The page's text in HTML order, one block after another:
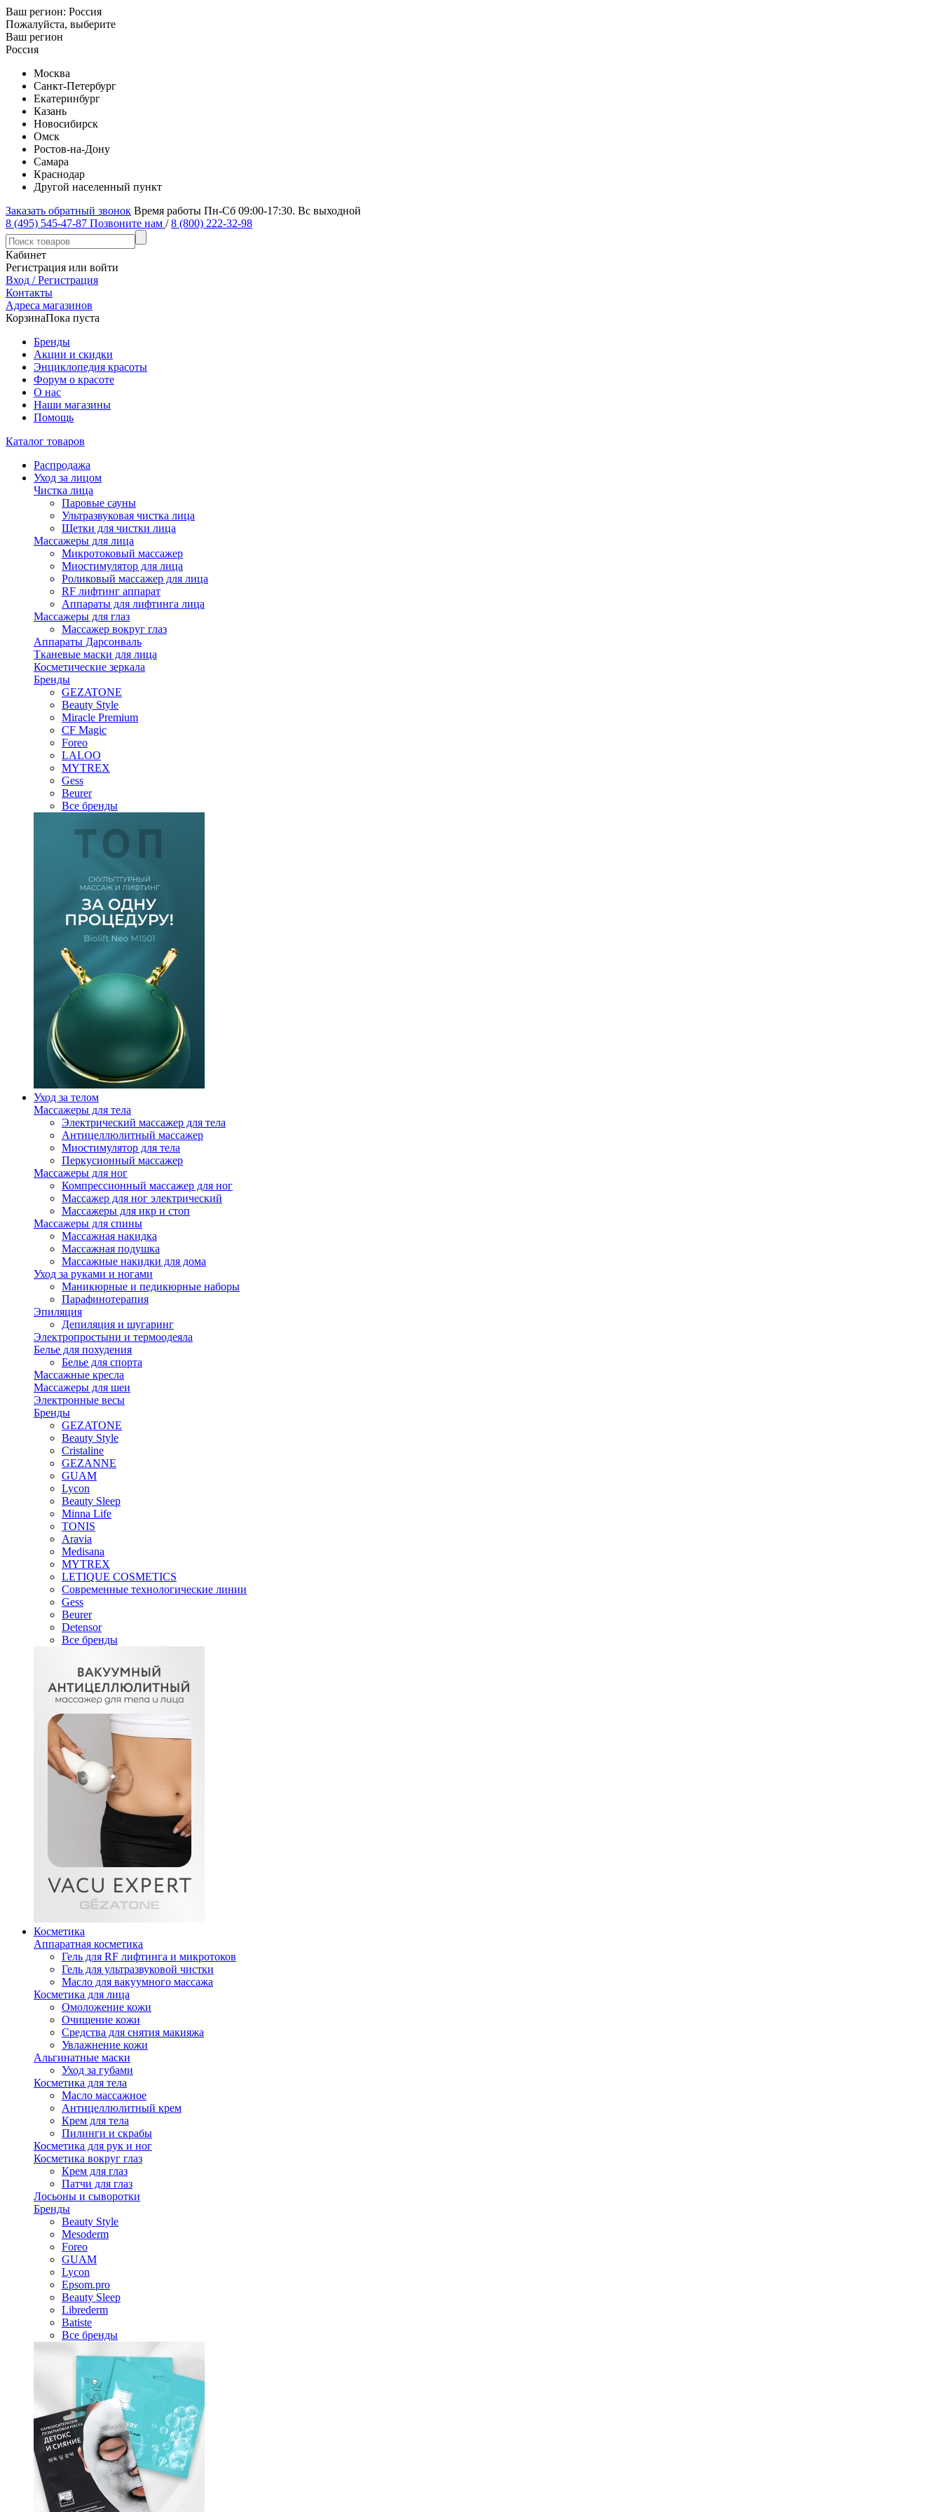
Ваш регион: Россия
Пожалуйста, выберите
Ваш регион
Россия
Москва
Санкт-Петербург
Екатеринбург
Казань
Новосибирск
Омск
Ростов-на-Дону
Самара
Краснодар
Другой населенный пункт
Заказать обратный звонок Время работы Пн-Сб 09:00-17:30. Вс выходной
8 (495) 545-47-87 Позвоните нам / 8 (800) 222-32-98
Кабинет
Регистрация или войти
Вход / Регистрация
Контакты
Адреса магазинов
КорзинаПока пуста
Бренды
Акции и скидки
Энциклопедия красоты
Форум о красоте
О нас
Наши магазины
Помощь
Каталог товаров
Распродажа
Уход за лицом
Чистка лица
Паровые сауны
Ультразвуковая чистка лица
Щетки для чистки лица
Массажеры для лица
Микротоковый массажер
Миостимулятор для лица
Роликовый массажер для лица
RF лифтинг аппарат
Аппараты для лифтинга лица
Массажеры для глаз
Массажер вокруг глаз
Аппараты Дарсонваль
Тканевые маски для лица
Косметические зеркала
Бренды
GEZATONE
Beauty Style
Miracle Premium
CF Magic
Foreo
LALOO
MYTREX
Gess
Beurer
Все бренды
Уход за телом
Массажеры для тела
Электрический массажер для тела
Антицеллюлитный массажер
Миостимулятор для тела
Перкусионный массажер
Массажеры для ног
Компрессионный массажер для ног
Массажер для ног электрический
Массажеры для икр и стоп
Массажеры для спины
Массажная накидка
Массажная подушка
Массажные накидки для дома
Уход за руками и ногами
Маникюрные и педикюрные наборы
Парафинотерапия
Эпиляция
Депиляция и шугаринг
Электропростыни и термоодеяла
Белье для похудения
Белье для спорта
Массажные кресла
Массажеры для шеи
Электронные весы
Бренды
GEZATONE
Beauty Style
Cristaline
GEZANNE
GUAM
Lycon
Beauty Sleep
Minna Life
TONIS
Aravia
Medisana
MYTREX
LETIQUE COSMETICS
Современные технологические линии
Gess
Beurer
Detensor
Все бренды
Косметика
Аппаратная косметика
Гель для RF лифтинга и микротоков
Гель для ультразвуковой чистки
Масло для вакуумного массажа
Косметика для лица
Омоложение кожи
Очищение кожи
Средства для снятия макияжа
Увлажнение кожи
Альгинатные маски
Уход за губами
Косметика для тела
Масло массажное
Антицеллюлитный крем
Крем для тела
Пилинги и скрабы
Косметика для рук и ног
Косметика вокруг глаз
Крем для глаз
Патчи для глаз
Лосьоны и сыворотки
Бренды
Beauty Style
Mesoderm
Foreo
GUAM
Lycon
Epsom.pro
Beauty Sleep
Librederm
Batiste
Все бренды